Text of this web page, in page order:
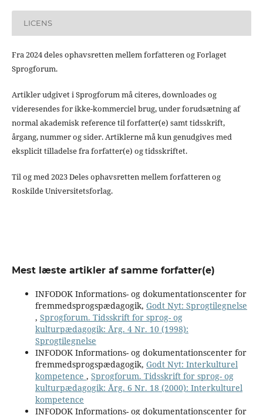
LICENS
Fra 2024 deles ophavsretten mellem forfatteren og Forlaget
Sprogforum.
Artikler udgivet i Sprogforum må citeres, downloades og
videresendes for ikke-kommerciel brug, under forudsætning af
normal akademisk reference til forfatter(e) samt tidsskrift,
årgang, nummer og sider. Artiklerne må kun genudgives med
eksplicit tilladelse fra forfatter(e) og tidsskriftet.
Til og med 2023 Deles ophavsretten mellem forfatteren og
Roskilde Universitetsforlag.
Mest læste artikler af samme forfatter(e)
INFODOK Informations- og dokumentationscenter for
fremmedsprogspædagogik, Godt Nyt: Sprogtilegnelse
, Sprogforum. Tidsskrift for sprog- og
kulturpædagogik: Årg. 4 Nr. 10 (1998):
Sprogtilegnelse
INFODOK Informations- og dokumentationscenter for
fremmedsprogspædagogik, Godt Nyt: Interkulturel
kompetence , Sprogforum. Tidsskrift for sprog- og
kulturpædagogik: Årg. 6 Nr. 18 (2000): Interkulturel
kompetence
INFODOK Informations- og dokumentationscenter for